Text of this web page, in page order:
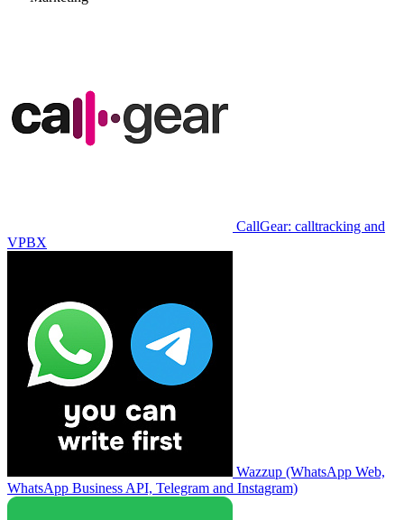
CallGear: calltracking and
VPBX
Wazzup (WhatsApp Web,
WhatsApp Business API, Telegram and Instagram)